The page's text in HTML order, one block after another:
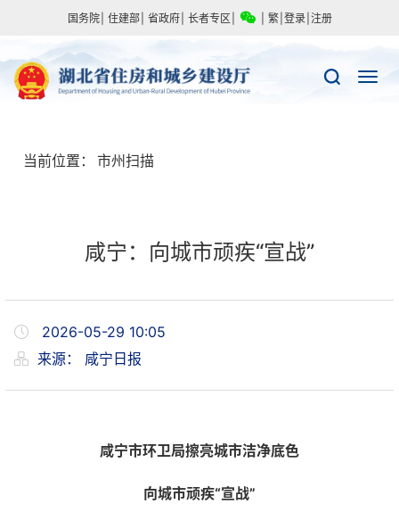
国务院 住建部 省政府 长者专区 繁 登录 注册
当前位置： 市州扫描
咸宁：向城市顽疾“宣战”
2026-05-29 10:05
来源： 咸宁日报
咸宁市环卫局擦亮城市洁净底色
向城市顽疾“宣战”